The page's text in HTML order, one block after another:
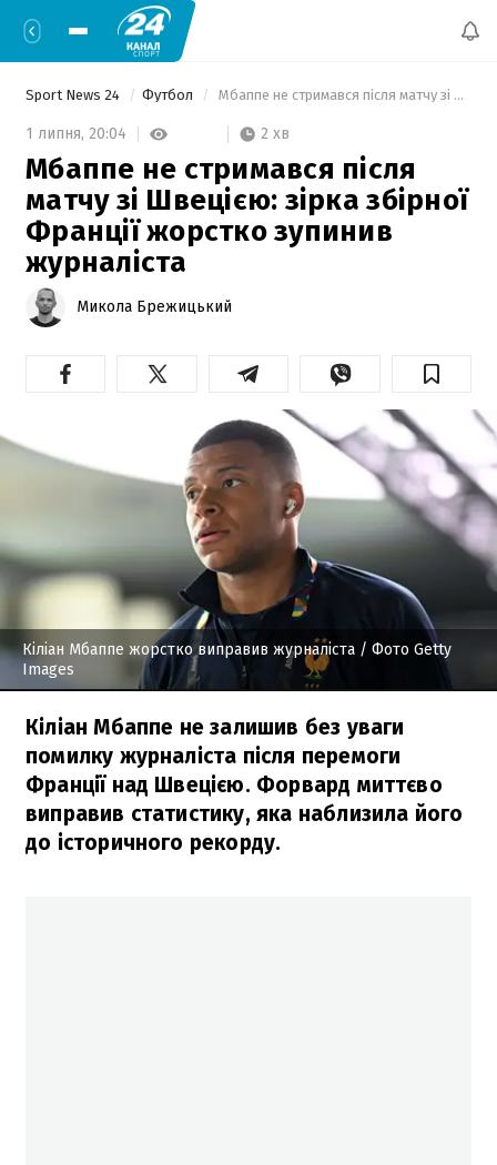
Sport News 24 Футбол Мбаппе не стримався після матчу зі Швецією: зірка збірної Франції жорстко зупинив журналіста
1 липня, 20:04 2 хв
Мбаппе не стримався після
матчу зі Швецією: зірка збірної
Франції жорстко зупинив
журналіста
Микола Брежицький
Кіліан Мбаппе жорстко виправив журналіста / Фото Getty
Images
Кіліан Мбаппе не залишив без уваги
помилку журналіста після перемоги
Франції над Швецією. Форвард миттєво
виправив статистику, яка наблизила його
до історичного рекорду.